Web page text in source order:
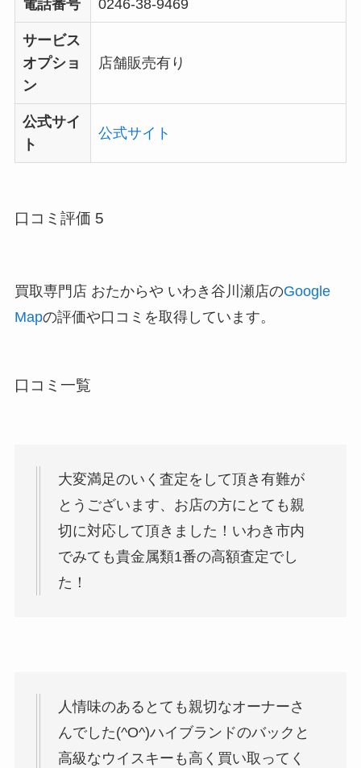
電話番号 0246-38-9469
サービス
オプショ
ン
店舗販売有り
公式サイ
ト
公式サイト
口コミ評価 5
買取専門店 おたからや いわき谷川瀬店のGoogle
Mapの評価や口コミを取得しています。
口コミ一覧
大変満足のいく査定をして頂き有難が
とうございます、お店の方にとても親
切に対応して頂きました！いわき市内
でみても貴金属類1番の高額査定でし
た！
人情味のあるとても親切なオーナーさ
んでした(^O^)ハイブランドのバックと
高級なウイスキーも高く買い取ってく